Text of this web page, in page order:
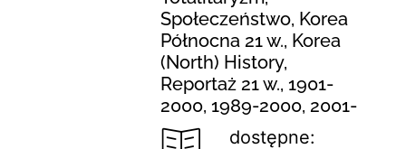
Społeczeństwo, Korea
Północna 21 w., Korea
(North) History,
Reportaż 21 w., 1901-
2000, 1989-2000, 2001-
dostępne: